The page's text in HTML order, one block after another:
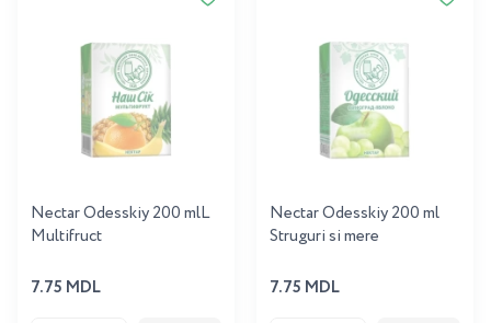
Nectar Odesskiy 200 mlL
Multifruct
7.75 MDL
Nectar Odesskiy 200 ml
Struguri si mere
7.75 MDL